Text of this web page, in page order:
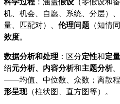
机、机会、自愿、系统、分层）、
量、匹配对）、 伦理问题 （知情
效度。
数据分析和处理 ：区分定性和定
绍元分析、内容分析和主题分析
——均值、中位数、众数；离散
形呈现（柱状图、直方图等）。